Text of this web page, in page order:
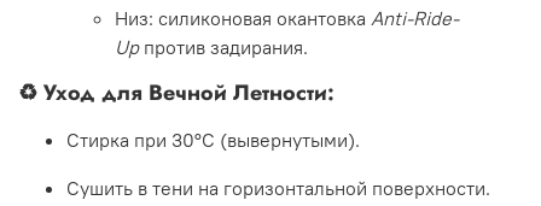
Низ: силиконовая окантовка Anti-Ride-
Up против задирания.
♻️Уход для Вечной Летности:
Стирка при 30°C (вывернутыми).
Сушить в тени на горизонтальной поверхности.